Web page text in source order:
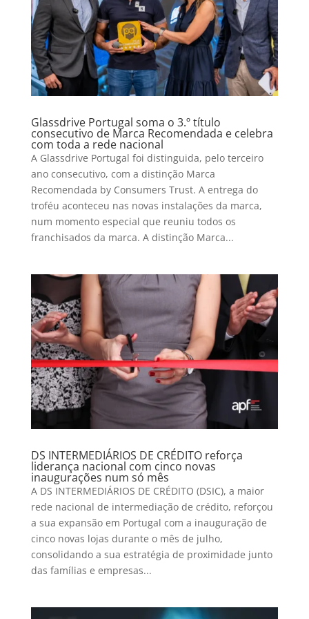
Glassdrive Portugal soma o 3.º título
consecutivo de Marca Recomendada e celebra
com toda a rede nacional
A Glassdrive Portugal foi distinguida, pelo terceiro
ano consecutivo, com a distinção Marca
Recomendada by Consumers Trust. A entrega do
troféu aconteceu nas novas instalações da marca,
num momento especial que reuniu todos os
franchisados da marca. A distinção Marca...
DS INTERMEDIÁRIOS DE CRÉDITO reforça
liderança nacional com cinco novas
inaugurações num só mês
A DS INTERMEDIÁRIOS DE CRÉDITO (DSIC), a maior
rede nacional de intermediação de crédito, reforçou
a sua expansão em Portugal com a inauguração de
cinco novas lojas durante o mês de julho,
consolidando a sua estratégia de proximidade junto
das famílias e empresas...